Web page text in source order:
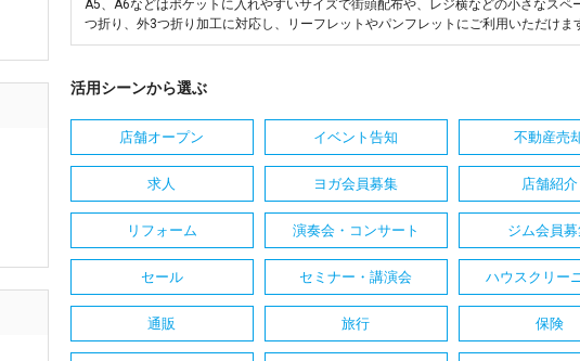
A5、A6などはポケットに入れやすいサイズで街頭配布や、レジ横などの小さなス
つ折り、外3つ折り加工に対応し、リーフレットやパンフレットにご利用いただけま
活用シーンから選ぶ
店舗オープン イベント告知 不動産売
求人 ヨガ会員募集 店舗紹介
リフォーム 演奏会・コンサート ジム会員
セール セミナー・講演会 ハウスクリー
通販 旅行 保険